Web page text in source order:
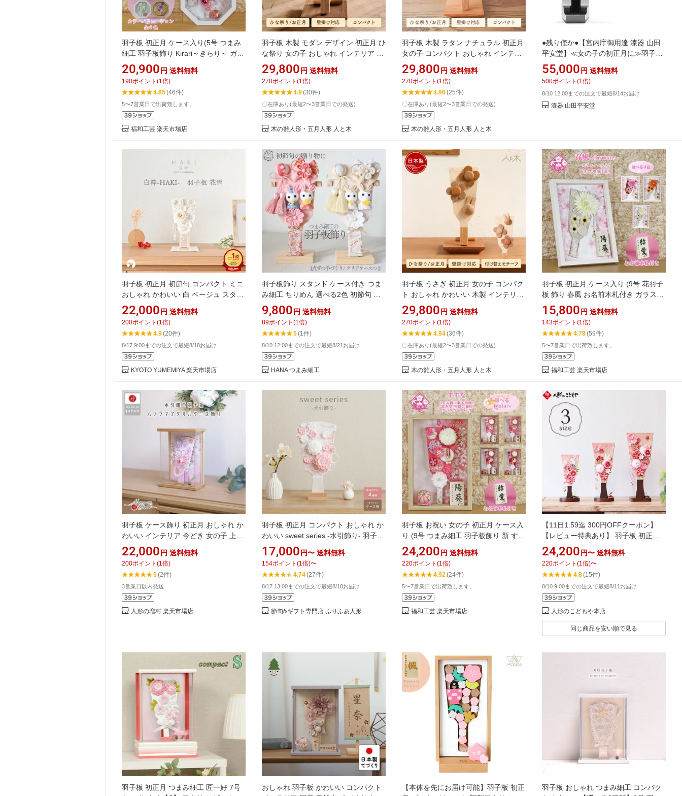
羽子板 初正月 ケース入り(5号 つまみ
細工 羽子板飾り Kirari～きらり～ ガラ
スケース入り)fukur5-160-3 日本製 コ
ンパクト かわいい 可愛い インテリア
おしゃれ 花羽子板 ミニサイズ お祝い
壁掛け
20,900 円 送料無料
190ポイント (1倍)
4.85(46件)
5〜7営業日で出荷致します。
福和工芸 楽天市場店
羽子板 木製 モダン デザイン 初正月 ひ
な祭り 女の子 おしゃれ インテリア コ
ンパクト 卓上 玄関 正月飾り 節句飾り
壁掛け【クムキ 色 〜いろ〜 寄木羽子
板 台座付き】
29,800 円 送料無料
270ポイント (1倍)
4.9(30件)
〇在庫あり(最短2〜3営業日での発送)
木の雛人形・五月人形 人と木
羽子板 木製 ラタン ナチュラル 初正月
女の子 コンパクト おしゃれ インテリ
ア 卓上 節句飾り 節句飾り【クムキ 色
〜いろ〜 正月飾り ラタン羽子板 台座
付き】
29,800 円 送料無料
270ポイント (1倍)
4.96(25件)
〇在庫あり(最短2〜3営業日での発送)
木の雛人形・五月人形 人と木
●残り僅か●【宮内庁御用達 漆器 山田
平安堂】≪女の子の初正月に≫羽子板
花久寿玉（専用台座付き）
55,000 円 送料無料
500ポイント (1倍)
8/10 12:00までの注文で最短8/14お届け
漆器 山田平安堂
羽子板 初正月 初節句 コンパクト ミニ
おしゃれ かわいい 白 ベージュ スタン
ド付き 敷板付き シルク 西陣織 パール
モダン 今どき インテリアに馴染む 上
品 お正月 出産祝い 女の子 日本製 京都
で手づくり 花雪 白粋-HAKI- 夢み屋
22,000 円 送料無料
200ポイント (1倍)
4.9(20件)
8/17 9:00までの注文で最短8/18お届け
KYOTO YUMEMIYA 楽天市場店
羽子板飾り スタンド ケース付き つま
み細工 ちりめん 選べる2色 初節句 ひ
な祭り お正月 女の子 インテリア 日本
製 ハンドメイド 出産祝い ギフト
9,800 円 送料無料
89ポイント (1倍)
5(1件)
8/10 12:00までの注文で最短8/21お届け
HANA つまみ細工
羽子板 うさぎ 初正月 女の子 コンパク
ト おしゃれ かわいい 木製 インテリア
卓上 玄関 節句飾り 壁掛け【クムキ 色
〜いろ〜 正月飾り うさぎ羽子板】
29,800 円 送料無料
270ポイント (1倍)
4.94(36件)
〇在庫あり(最短2〜3営業日での発送)
木の雛人形・五月人形 人と木
羽子板 初正月 ケース入り (9号 花羽子
板 飾り 春風 お名前木札付き ガラスケ
ース入り)FUKUR3-147B ちりめん細工
日本製 コンパクト かわいい 可愛い イ
ンテリア おしゃれ 花羽子板 ミニサイ
ズ お祝い
15,800 円 送料無料
143ポイント (1倍)
4.78(59件)
5〜7営業日で出荷致します。
福和工芸 楽天市場店
羽子板 ケース飾り 初正月 おしゃれ か
わいい インテリア 今どき 女の子 上品
6号 花水引 ナチュラル 初節句 増村人
形店 MMN2598
22,000 円 送料無料
200ポイント (1倍)
5(2件)
3営業日以内発送
人形の増村 楽天市場店
羽子板 初正月 コンパクト おしゃれ か
わいい sweet series -水引飾り- 羽子板
6号 選べるデザイン4種類 オプション
ケース つまみ細工 お祝い 女の子 お祝
い ミニ 雛 飾り 最新
17,000 円〜 送料無料
154ポイント (1倍)〜
4.74(27件)
8/17 13:00までの注文で最短8/18お届け
節句&ギフト専門店 ぷりふあ人形
羽子板 お祝い 女の子 初正月 ケース入
り (9号 つまみ細工 羽子板飾り 新 すず
な お名前木札 付き ガラスケース 入
り)FUKUR3-154 ちりめん細工 日本製
コンパクト かわいい 可愛い インテリ
ア おしゃれ 額飾り 壁掛け ミニサイズ
24,200 円 送料無料
220ポイント (1倍)
4.92(24件)
5〜7営業日で出荷致します。
福和工芸 楽天市場店
【11日1:59迄 300円OFFクーポン】
【レビュー特典あり】 羽子板 初正月
コンパクト 手作り かわいい スタンド
付 ミニ ちりめん つまみ細工 羽子板飾
り うさぎ ピンク 小サイズ 中サイズ 大
サイズ 選べる3種類 HK-310 HK-308
HK-315
24,200 円〜 送料無料
220ポイント (1倍)〜
4.8(15件)
8/10 9:00までの注文で最短8/11お届け
人形のこどもや本店
同じ商品を安い順で見る
羽子板 初正月 つまみ細工 匠一好 7号
おしゃれ 羽子板 かわいい コンパクト
【本体を先にお届け可能】羽子板 初正
羽子板 おしゃれ つまみ細工 コンパク